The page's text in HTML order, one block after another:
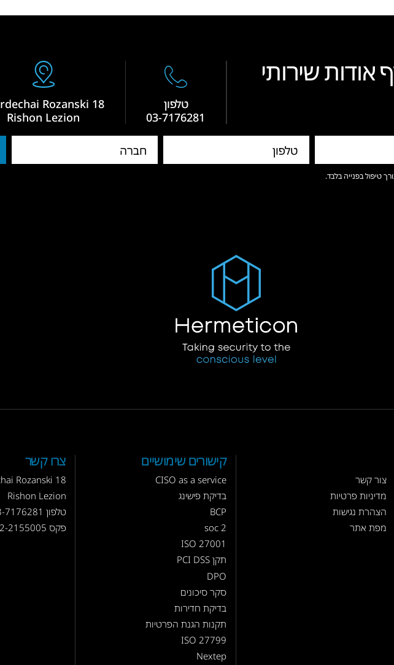
אודות שירותי
טלפון
03-7176281
Rozanski 18
Rishon Lezion
טיפול בפנייה בלבד.
צור קשר
מדיניות פרטיות
הצהרת נגישות
מפת אתר
קישורים שימושיים
CISO as a service
בדיקת פישינג
BCP
soc 2
ISO 27001
תקן PCI DSS
DPO
סקר סיכונים
בדיקת חדירות
תקנות הגנת הפרטיות
ISO 27799
Nextep
צרו קשר
Rozanski 18
Rishon Lezion
טלפון 7176281
פקס 072-2155005